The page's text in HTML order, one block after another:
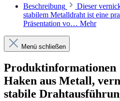
Beschreibung
Dieser
stabilem Metalldraht ist eine
Präsentation vo… Mehr
Menü schließen
Produktinformationen
Haken aus Metall,
stabile